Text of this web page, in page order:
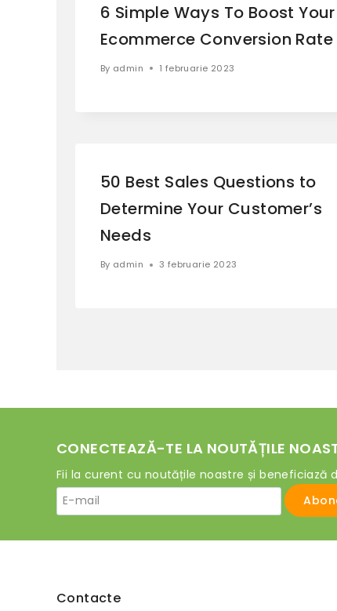
6 Simple Ways To Boost Your
Ecommerce Conversion Rate
By admin 1 februarie 2023
50 Best Sales Questions to
Determine Your Customer’s
Needs
By admin 3 februarie 2023
CONECTEAZĂ-TE LA NOUTĂȚILE
Fii la curent cu noutățile noastre și beneficiază
Contacte